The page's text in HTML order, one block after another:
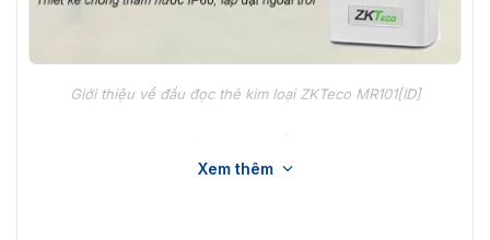
Giới thiệu về đầu đọc thẻ kim loại ZKTeco MR101[ID]
Xem thêm